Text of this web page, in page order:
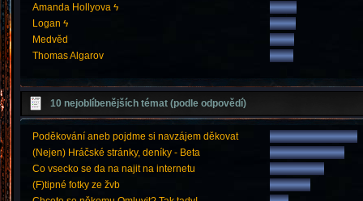
Amanda Hollyova ϟ
Logan ϟ
Medvěd
Thomas Algarov
10 nejoblíbenějších témat (podle odpovědí)
Poděkování aneb pojdme si navzájem děkovat
(Nejen) Hráčské stránky, deníky - Beta
Co vsecko se da na najit na internetu
(F)tipné fotky ze žvb